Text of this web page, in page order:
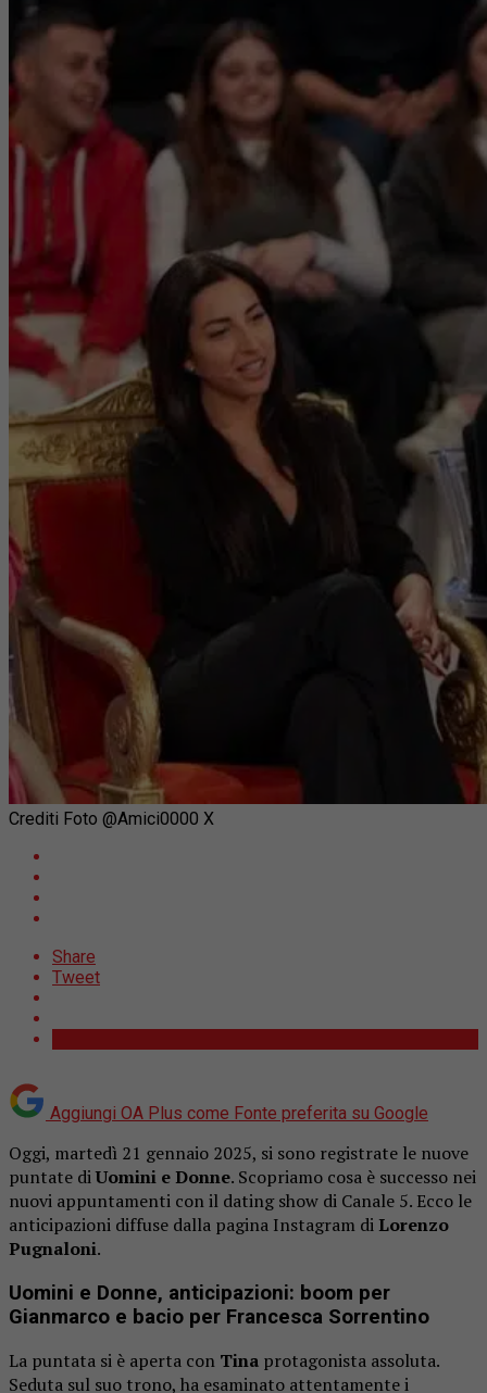
Crediti Foto @Amici0000 X
Share
Tweet
Aggiungi OA Plus come Fonte preferita su Google
Oggi, martedì 21 gennaio 2025, si sono registrate le nuove
puntate diUomini e Donne. Scopriamo cosa è successo nei
nuovi appuntamenti con il dating show di Canale 5. Ecco le
anticipazioni diffuse dalla pagina Instagram di Lorenzo
Pugnaloni.
Uomini e Donne, anticipazioni: boom per
Gianmarco e bacio per Francesca Sorrentino
La puntata si è aperta con Tina protagonista assoluta.
Seduta sul suo trono, ha esaminato attentamente i